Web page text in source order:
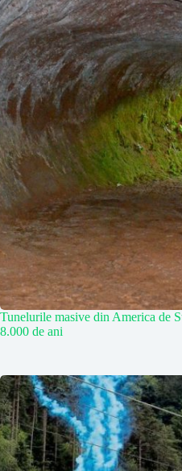
Tunelurile masive din America de
8.000 de ani